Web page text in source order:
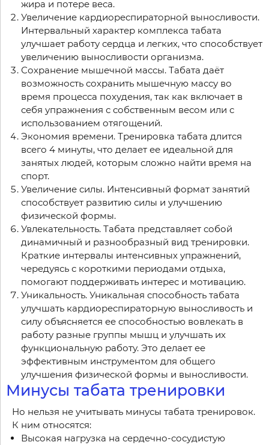
жира и потере веса.
Увеличение кардиореспираторной выносливости.
Интервальный характер комплекса табата
улучшает работу сердца и легких, что способствует
увеличению выносливости организма.
Сохранение мышечной массы. Табата даёт
возможность сохранить мышечную массу во
время процесса похудения, так как включает в
себя упражнения с собственным весом или с
использованием отягощений.
Экономия времени. Тренировка табата длится
всего 4 минуты, что делает ее идеальной для
занятых людей, которым сложно найти время на
спорт.
Увеличение силы. Интенсивный формат занятий
способствует развитию силы и улучшению
физической формы.
Увлекательность. Табата представляет собой
динамичный и разнообразный вид тренировки.
Краткие интервалы интенсивных упражнений,
чередуясь с короткими периодами отдыха,
помогают поддерживать интерес и мотивацию.
Уникальность. Уникальная способность табата
улучшать кардиореспираторную выносливость и
силу объясняется ее способностью вовлекать в
работу разные группы мышц и улучшать их
функциональную работу. Это делает ее
эффективным инструментом для общего
улучшения физической формы и выносливости.
Минусы табата тренировки
Но нельзя не учитывать минусы табата тренировок.
К ним относятся:
Высокая нагрузка на сердечно-сосудистую